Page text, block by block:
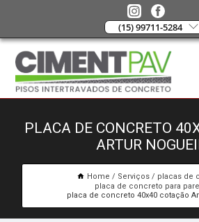
(15) 99711-5284
PLACA DE CONCRETO
ARTUR
Home Serviços
placas de
placa de concreto para
placa de concreto 40x40 cotação